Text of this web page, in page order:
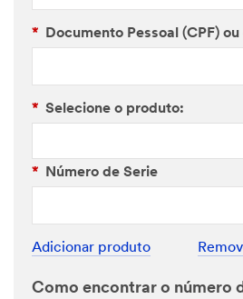
* Documento Pessoal (CPF)
* Selecione o produto:
* Número de Serie
Adicionar produto
Como encontrar o número